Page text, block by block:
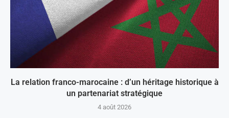
La relation franco-marocaine : d’un héritage historique à
un partenariat stratégique
4 août 2026